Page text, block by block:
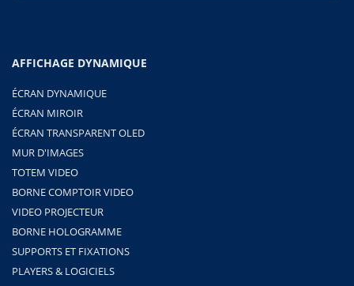
AFFICHAGE DYNAMIQUE
ÉCRAN DYNAMIQUE
ÉCRAN MIROIR
ÉCRAN TRANSPARENT OLED
MUR D'IMAGES
TOTEM VIDEO
BORNE COMPTOIR VIDEO
VIDEO PROJECTEUR
BORNE HOLOGRAMME
SUPPORTS ET FIXATIONS
PLAYERS & LOGICIELS